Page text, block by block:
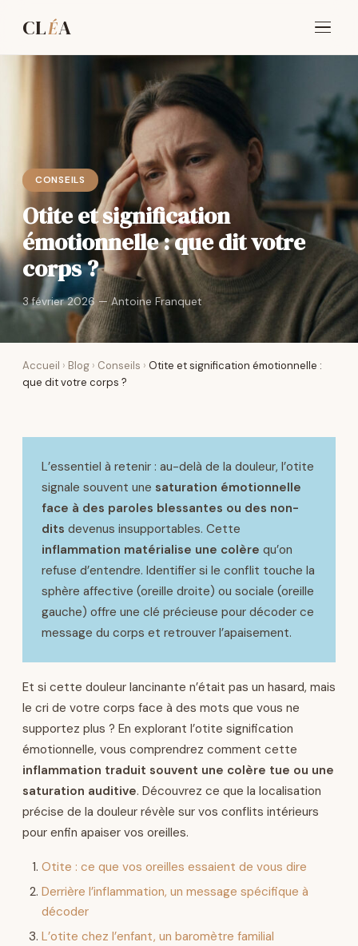
CLÉA
CONSEILS
Otite et signification
émotionnelle : que dit votre
corps ?
3 février 2026 — Antoine Franquet
Accueil › Blog › Conseils › Otite et signification émotionnelle :
que dit votre corps ?
L’essentiel à retenir : au-delà de la douleur, l’otite
signale souvent une saturation émotionnelle
face à des paroles blessantes ou des non-
dits devenus insupportables. Cette
inflammation matérialise une colère qu’on
refuse d’entendre. Identifier si le conflit touche la
sphère affective (oreille droite) ou sociale (oreille
gauche) offre une clé précieuse pour décoder ce
message du corps et retrouver l’apaisement.
Et si cette douleur lancinante n’était pas un hasard, mais
le cri de votre corps face à des mots que vous ne
supportez plus ? En explorant l’otite signification
émotionnelle, vous comprendrez comment cette
inflammation traduit souvent une colère tue ou une
saturation auditive. Découvrez ce que la localisation
précise de la douleur révèle sur vos conflits intérieurs
pour enfin apaiser vos oreilles.
Otite : ce que vos oreilles essaient de vous dire
Derrière l’inflammation, un message spécifique à
décoder
L’otite chez l’enfant, un baromètre familial